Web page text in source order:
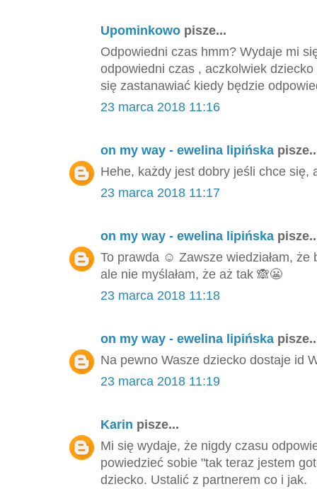
Upominkowo pisze...
Odpowiedni czas hmm? Wydaje mi
odpowiedni czas , aczkolwiek
się zastanawiać kiedy będzie
23 marca 2018 11:16
on my way - ewelina lipińska
Hehe, każdy jest dobry jeśli chce się,
23 marca 2018 11:17
on my way - ewelina lipińska
To prawda ☺️ Zawsze wiedziałam,
ale nie myślałam, że aż tak 🙈😬
23 marca 2018 11:18
on my way - ewelina lipińska
Na pewno Wasze dziecko dostaje id
23 marca 2018 11:19
Karin pisze...
Mi się wydaje, że nigdy czasu
powiedzieć sobie "tak teraz jestem
dziecko. Ustalić z partnerem co i jak.